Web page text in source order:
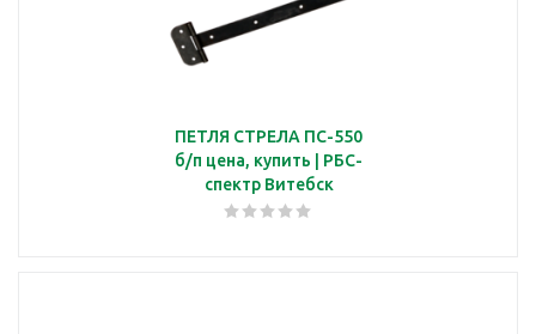
ПЕТЛЯ СТРЕЛА ПС-550
б/п цена, купить | РБС-
спектр Витебск